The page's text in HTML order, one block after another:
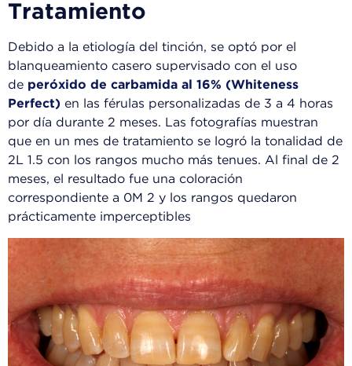
Tratamiento
Debido a la etiología del tinción, se optó por el
blanqueamiento casero supervisado con el uso
de peróxido de carbamida al 16% (Whiteness
Perfect) en las férulas personalizadas de 3 a 4 horas
por día durante 2 meses. Las fotografías muestran
que en un mes de tratamiento se logró la tonalidad de
2L 1.5 con los rangos mucho más tenues. Al final de 2
meses, el resultado fue una coloración
correspondiente a 0M 2 y los rangos quedaron
prácticamente imperceptibles